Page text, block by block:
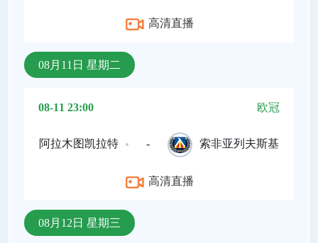
高清直播
08月11日 星期二
08-11 23:00 欧冠
阿拉木图凯拉特 - 索非亚列夫斯基
高清直播
08月12日 星期三